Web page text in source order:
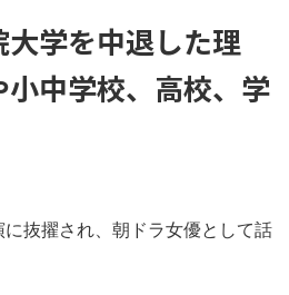
学を中退した理
中学校、高校、学
抜擢され、朝ドラ女優として話